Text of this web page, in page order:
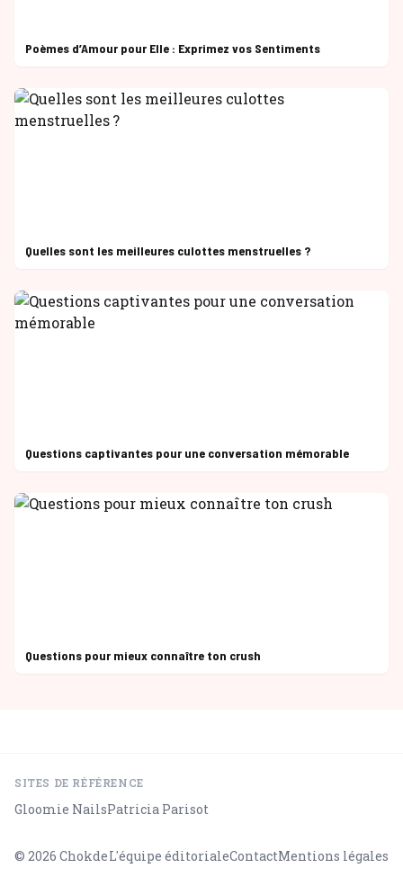
Poèmes d’Amour pour Elle : Exprimez vos Sentiments
Quelles sont les meilleures culottes menstruelles ?
Questions captivantes pour une conversation mémorable
Questions pour mieux connaître ton crush
SITES DE RÉFÉRENCE
Gloomie NailsPatricia Parisot
© 2026 ChokdeL'équipe éditorialeContactMentions légales